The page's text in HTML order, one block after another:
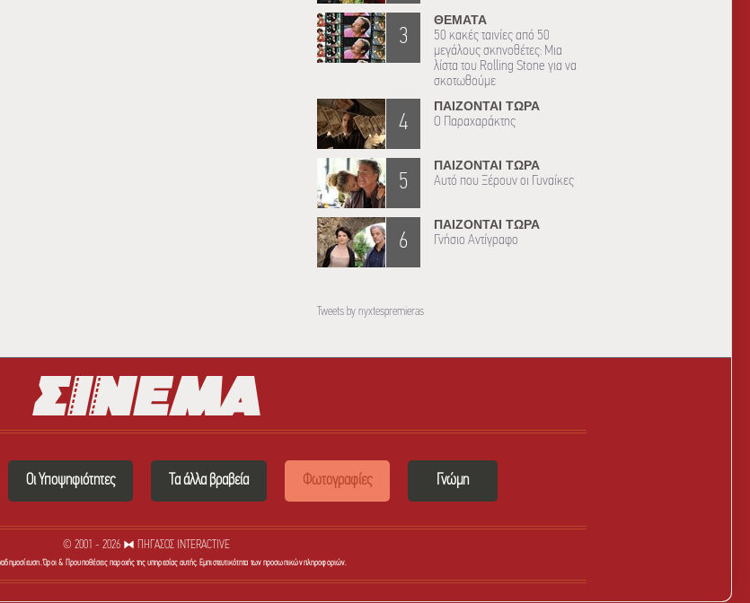
3
ΘΕΜΑΤΑ
50 κακές ταινίες από 50
μεγάλους σκηνοθέτες: Μια
λίστα του Rolling Stone για να
σκοτωθούμε
4
ΠΑΙΖΟΝΤΑΙ ΤΩΡΑ
Ο Παραχαράκτης
5
ΠΑΙΖΟΝΤΑΙ ΤΩΡΑ
Αυτό που Ξέρουν οι Γυναίκες
6
ΠΑΙΖΟΝΤΑΙ ΤΩΡΑ
Γνήσιο Αντίγραφο
Tweets by nyxtespremieras
Οι Υποψηφιότητες Τα άλλα βραβεία Φωτογραφίες Γνώμη
© 2001 - 2026 ⧓ ΠΗΓΑΣΟΣ INTERACTIVE
Όροι & Προυποθέσεις παροχής της υπηρεσίας αυτής. Εμπιστευτικότητα των προσωπικών πληροφοριών.